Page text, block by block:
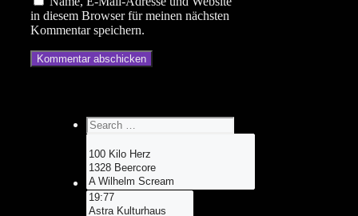
in diesem Browser für meinen nächsten
Kommentar speichern.